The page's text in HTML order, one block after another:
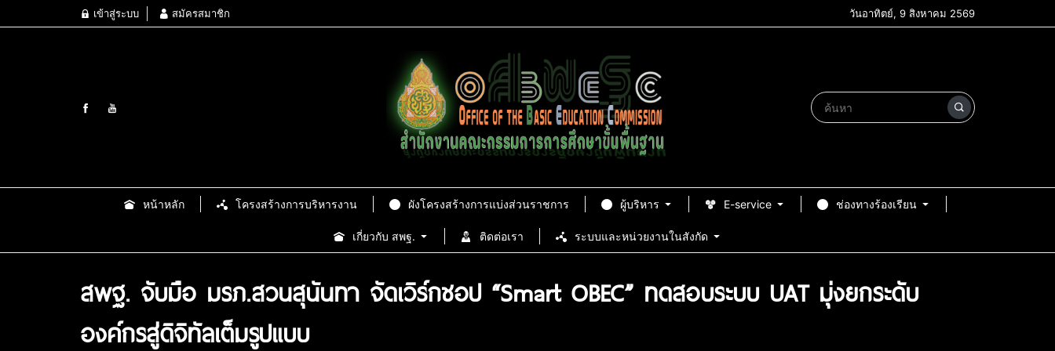
เข้าสู่ระบบ สมัครสมาชิก วันอาทิตย์, 9 สิงหาคม 2569
หน้าหลัก โครงสร้างการบริหารงาน ผังโครงสร้างการแบ่งส่วนราชการ ผู้บริหาร E-service ช่องทางร้องเรียน
เกี่ยวกับ สพฐ. ติดต่อเรา ระบบและหน่วยงานในสังกัด
สพฐ. จับมือ มรภ.สวนสุนันทา จัดเวิร์กชอป “Smart OBEC” ทดสอบระบบ UAT มุ่งยกระดับ
องค์กรสู่ดิจิทัลเต็มรูปแบบ